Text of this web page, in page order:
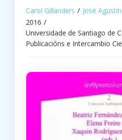
Carol Gillanders
José
2016
Universidade de Santiago de
Publicacións e Intercambio